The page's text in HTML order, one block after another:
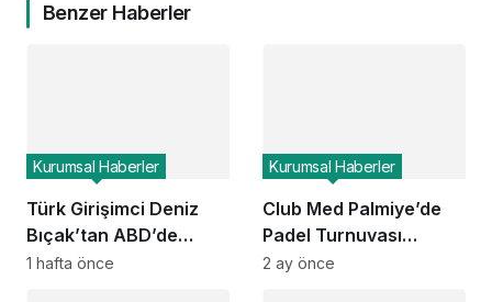
Benzer Haberler
Türk Girişimci Deniz
Bıçak’tan ABD’de
Bebek Güvenli
Kurumsal Haberler
1 hafta önce
Club Med Palmiye’de
Padel Turnuvası
Düzenlendi
Kurumsal Haberler
2 ay önce